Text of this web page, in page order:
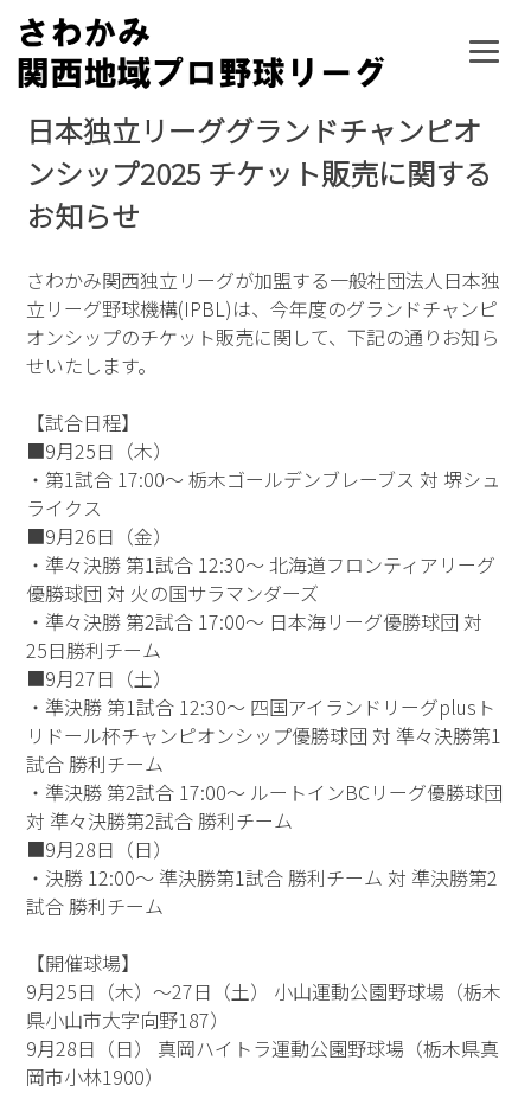
Skip
content
日本独立リーググランドチャンピオ
ンシップ2025 チケット販売に関する
お知らせ
さわかみ関西独立リーグが加盟する一般社団法人日本独
立リーグ野球機構(IPBL)は、今年度のグランドチャンピ
オンシップのチケット販売に関して、下記の通りお知ら
せいたします。
【試合日程】
■9月25日（木）
・第1試合 17:00～ 栃木ゴールデンブレーブス 対 堺シュ
ライクス
■9月26日（金）
・準々決勝 第1試合 12:30～ 北海道フロンティアリーグ
優勝球団 対 火の国サラマンダーズ
・準々決勝 第2試合 17:00～ 日本海リーグ優勝球団 対
25日勝利チーム
■9月27日（土）
・準決勝 第1試合 12:30～ 四国アイランドリーグplusト
リドール杯チャンピオンシップ優勝球団 対 準々決勝第1
試合 勝利チーム
・準決勝 第2試合 17:00～ ルートインBCリーグ優勝球団
対 準々決勝第2試合 勝利チーム
■9月28日（日）
・決勝 12:00～ 準決勝第1試合 勝利チーム 対 準決勝第2
試合 勝利チーム
【開催球場】
9月25日（木）～27日（土） 小山運動公園野球場（栃木
県小山市大字向野187）
9月28日（日） 真岡ハイトラ運動公園野球場（栃木県真
岡市小林1900）